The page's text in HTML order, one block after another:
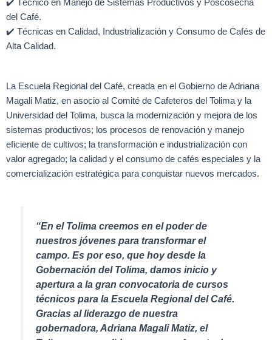
✔️ Técnico en Manejo de Sistemas Productivos y Poscosecha
del Café.
✔️ Técnicas en Calidad, Industrialización y Consumo de Cafés de
Alta Calidad.
La Escuela Regional del Café, creada en el Gobierno de Adriana
Magali Matiz, en asocio al Comité de Cafeteros del Tolima y la
Universidad del Tolima, busca la modernización y mejora de los
sistemas productivos; los procesos de renovación y manejo
eficiente de cultivos; la transformación e industrialización con
valor agregado; la calidad y el consumo de cafés especiales y la
comercialización estratégica para conquistar nuevos mercados.
“En el Tolima creemos en el poder de
nuestros jóvenes para transformar el
campo. Es por eso, que hoy desde la
Gobernación del Tolima, damos inicio y
apertura a la gran convocatoria de cursos
técnicos para la Escuela Regional del Café.
Gracias al liderazgo de nuestra
gobernadora, Adriana Magali Matiz, el